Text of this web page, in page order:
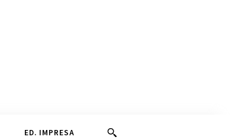
ED. IMPRESA